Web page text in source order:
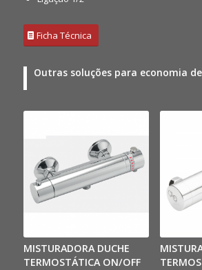
Ficha Técnica
Outras soluções para economia
MISTURADORA DUCHE
TERMOSTÁTICA ON/OFF